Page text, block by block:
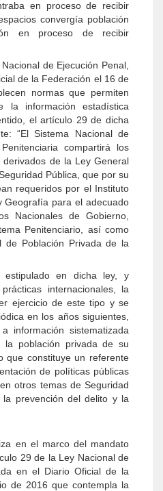
en proceso de recibir
convergía población
en proceso de recibir
de Ejecución Penal,
de la Federación el 16 de
normas que permiten
la información estadística
el artículo 29 de dicha
“El Sistema Nacional de
compartirá los
derivados de la Ley General
Pública, que por su
requeridos por el Instituto
Geografía para el adecuado
Nacionales de Gobierno,
Penitenciario, así como
de Población Privada de la
estipulado en dicha ley, y
internacionales, la
ejercicio de este tipo y se
en los años siguientes,
información sistematizada
la población privada de su
que constituye un referente
de políticas públicas
otros temas de Seguridad
la prevención del delito y la
en el marco del mandato
29 de la Ley Nacional de
en el Diario Oficial de la
de 2016 que contempla la